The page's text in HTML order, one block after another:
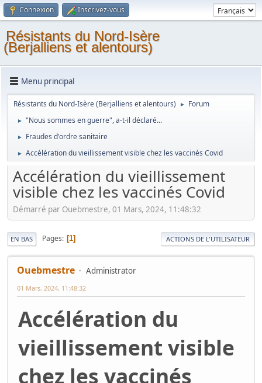
Connexion Inscrivez-vous
Résistants du Nord-Isère
(Berjalliens et alentours)
Menu principal
Résistants du Nord-Isère (Berjalliens et alentours) ► Forum
► "Nous sommes en guerre", a-t-il déclaré...
► Fraudes d'ordre sanitaire
► Accélération du vieillissement visible chez les vaccinés Covid
Accélération du vieillissement
visible chez les vaccinés Covid
Démarré par Ouebmestre, 01 Mars, 2024, 11:48:32
EN BAS Pages 1 ACTIONS DE L'UTILISATEUR
Ouebmestre Administrator
01 Mars, 2024, 11:48:32
Accélération du
vieillissement visible
chez les vaccinés